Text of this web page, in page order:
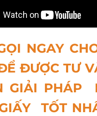
NGAY
ĐƯỢC TƯ
GIẢI PHÁP
TỐT